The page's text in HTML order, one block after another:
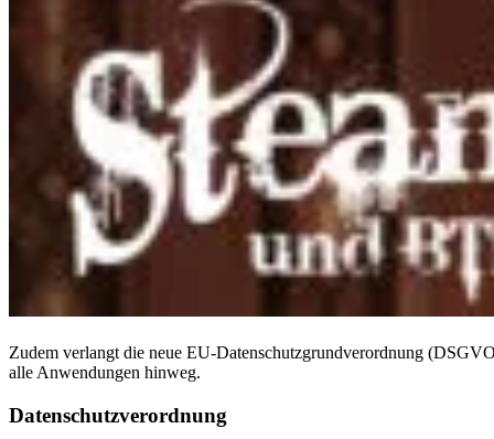
Zudem verlangt die neue EU-Datenschutzgrundverordnung
alle Anwendungen hinweg.
Datenschutzverordnung